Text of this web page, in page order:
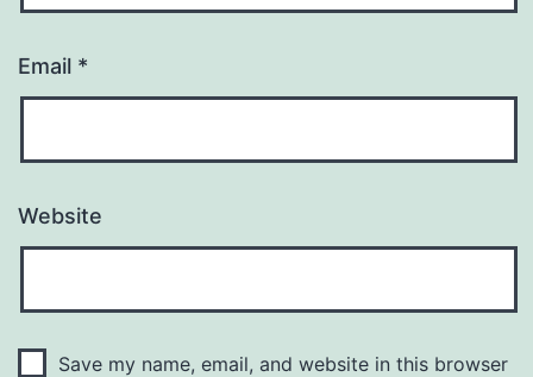
Email *
Website
Save my name, email, and website in this browser